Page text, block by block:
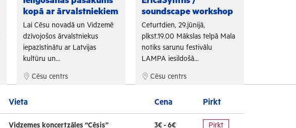
kopā ar ārvalstniekiem
Lai Cēsu novadā un Vidzemē
dzīvojošos ārvalstniekus
iepazīstinātu ar Latvijas
kultūru un...
Cēsu centrs
soundscape workshop
Ceturtdien, 29.jūnijā,
plkst.19.00 Mākslas telpā Mala
notiks sarunu festivālu
LAMPA iesildošā...
Cēsu centrs
Vieta Cena Pirkt
Vidzemes koncertzāles “Cēsis”
3€ - 6€ Pirkt